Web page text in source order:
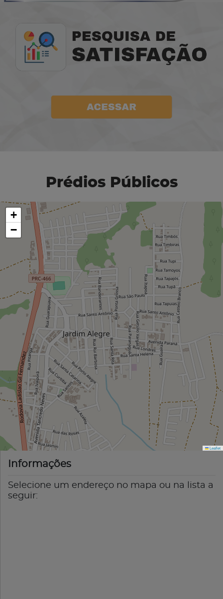
Prédios Públicos
+
−
Leaflet
Informações
Selecione um endereço no mapa ou na lista a
seguir: